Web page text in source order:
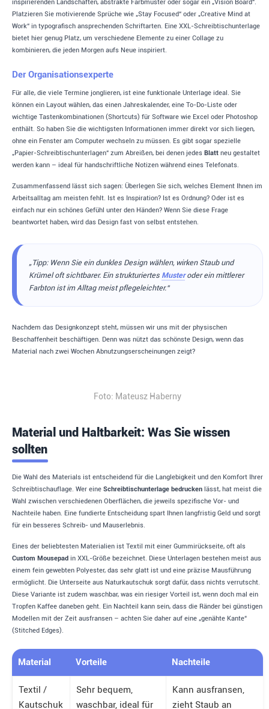
inspirierenden Landschaften, abstrakte Farbmuster oder sogar ein „Vision Board“.
Platzieren Sie motivierende Sprüche wie „Stay Focused“ oder „Creative Mind at
Work“ in typografisch ansprechenden Schriftarten. Eine XXL-Schreibtischunterlage
bietet hier genug Platz, um verschiedene Elemente zu einer Collage zu
kombinieren, die jeden Morgen aufs Neue inspiriert.
Der Organisationsexperte
Für alle, die viele Termine jonglieren, ist eine funktionale Unterlage ideal. Sie
können ein Layout wählen, das einen Jahreskalender, eine To-Do-Liste oder
wichtige Tastenkombinationen (Shortcuts) für Software wie Excel oder Photoshop
enthält. So haben Sie die wichtigsten Informationen immer direkt vor sich liegen,
ohne ein Fenster am Computer wechseln zu müssen. Es gibt sogar spezielle
„Papier-Schreibtischunterlagen“ zum Abreißen, bei denen jedes Blatt neu gestaltet
werden kann – ideal für handschriftliche Notizen während eines Telefonats.
Zusammenfassend lässt sich sagen: Überlegen Sie sich, welches Element Ihnen im
Arbeitsalltag am meisten fehlt. Ist es Inspiration? Ist es Ordnung? Oder ist es
einfach nur ein schönes Gefühl unter den Händen? Wenn Sie diese Frage
beantwortet haben, wird das Design fast von selbst entstehen.
„Tipp: Wenn Sie ein dunkles Design wählen, wirken Staub und
Krümel oft sichtbarer. Ein strukturiertes Musteroder ein mittlerer
Farbton ist im Alltag meist pflegeleichter.“
Nachdem das Designkonzept steht, müssen wir uns mit der physischen
Beschaffenheit beschäftigen. Denn was nützt das schönste Design, wenn das
Material nach zwei Wochen Abnutzungserscheinungen zeigt?
Foto: Mateusz Haberny
Material und Haltbarkeit: Was Sie wissen
sollten
Die Wahl des Materials ist entscheidend für die Langlebigkeit und den Komfort Ihrer
Schreibtischauflage. Wer eine Schreibtischunterlage bedrucken lässt, hat meist die
Wahl zwischen verschiedenen Oberflächen, die jeweils spezifische Vor- und
Nachteile haben. Eine fundierte Entscheidung spart Ihnen langfristig Geld und sorgt
für ein besseres Schreib- und Mauserlebnis.
Eines der beliebtesten Materialien ist Textil mit einer Gummirückseite, oft als
Custom Mousepad in XXL-Größe bezeichnet. Diese Unterlagen bestehen meist aus
einem fein gewebten Polyester, das sehr glatt ist und eine präzise Mausführung
ermöglicht. Die Unterseite aus Naturkautschuk sorgt dafür, dass nichts verrutscht.
Diese Variante ist zudem waschbar, was ein riesiger Vorteil ist, wenn doch mal ein
Tropfen Kaffee daneben geht. Ein Nachteil kann sein, dass die Ränder bei günstigen
Modellen mit der Zeit ausfransen – achten Sie daher auf eine „genähte Kante“
(Stitched Edges).
Material Vorteile Nachteile
Textil /
Kautschuk
Sehr bequem,
waschbar, ideal für
Kann ausfransen,
zieht Staub an